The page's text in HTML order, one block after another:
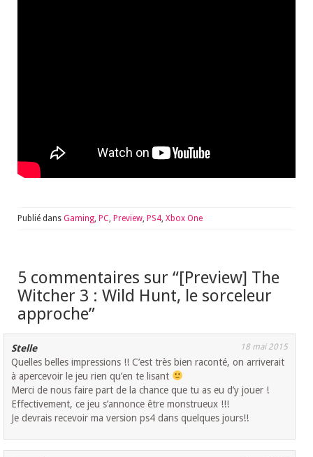
Publié dans Gaming PC Preview PS4 Xbox One
5 commentaires sur “[Preview] The
Witcher 3 : Wild Hunt, le sorceleur
approche”
Stelle 18 mai 2015
Quelles belles impressions !! C’est très bien raconté, on arriverait
à apercevoir le jeu rien qu’en te lisant
Merci de nous faire part de la chance que tu as eu d’y jouer !
Effectivement, ce jeu s’annonce être monstrueux !!!
Je devrais recevoir ma version ps4 dans quelques jours!!